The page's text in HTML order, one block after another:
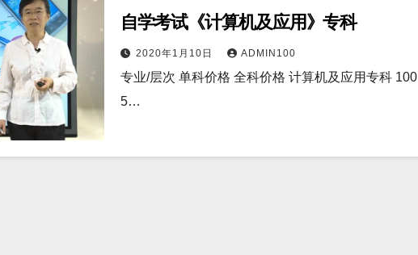
自学考试《计算机及应用》专科
2020年1月10日 ADMIN100
专业/层次 单科价格 全科价格 计算机及应用专科 100
5…